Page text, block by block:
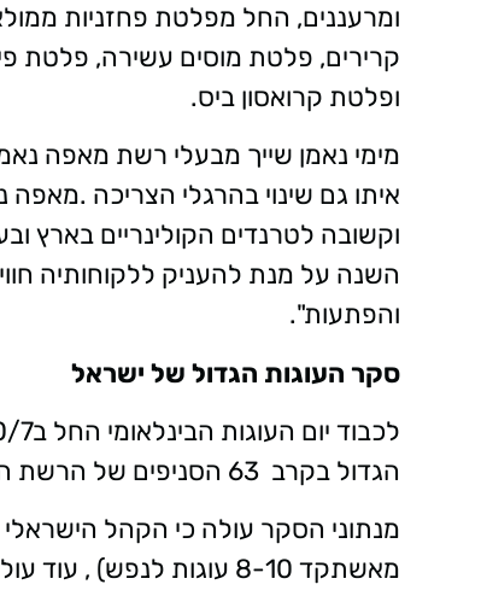
ומרעננים, החל מפלטת פחזניות
קרירים, פלטת מוסים עשירה, פלטת
ופלטת קרואסון ביס.
מימי נאמן שייך מבעלי רשת מאפה
איתו גם שינוי בהרגלי הצריכה
וקשובה לטרנדים הקולינריים בארץ
השנה על מנת להעניק ללקוחותיה
והפתעות".
סקר העוגות הגדול של ישראל
הגדול בקרב 63 הסניפים של הרשת הפזורים רחבי הארץ מצפון – לדרום.
מאשתקד 8-10 עוגות לנפש) , עוד עולה מהסקר כי הטעמים האהובים על הישראלים הן: